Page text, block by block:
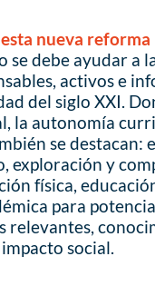
nueva reforma
se debe ayudar a
activos e
del siglo XXI.
la autonomía
se destacan:
exploración y
física,
para
relevantes,
social.